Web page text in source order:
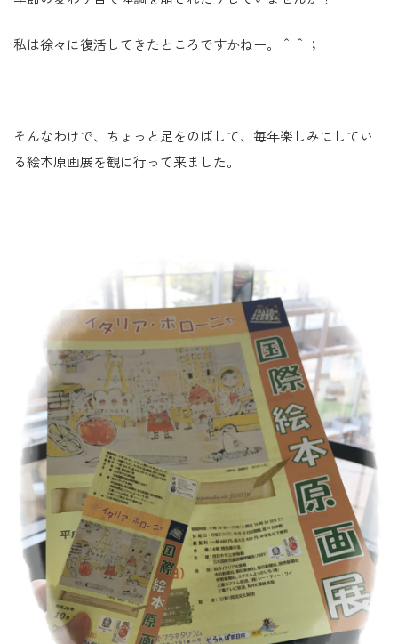
私は徐々に復活してきたところですかねー。＾＾；
そんなわけで、ちょっと足をのばして、毎年楽しみにしてい
る絵本原画展を観に行って来ました。